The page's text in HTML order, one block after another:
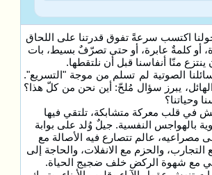
اكتسب سرعةً تفوق قدرتنا على اللحاق
أو كلمةٌ عابرة، أو حتى تصرّفٌ بسيط، بات
ينتزع منّا أنفاسنا قبل أن نلتقطها.
الصوتية لم تسلم من موجة "التسريع".
يبرز سؤال مُلحّ: أين نحن من كلّ هذا؟
وحياتنا؟
في قلب معركة متشابكة، تلتقي فيها
بالهواجس النفسية. جيلٌ وُلد على بوابة
مصراعيه، عالم تتصارع فيه الأصالة مع
التجارب، والحزم مع الانفلات، والحاجة إلى
مع شهوة الركض خلف ضجيج الحياة.